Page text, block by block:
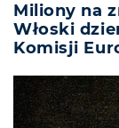
Miliony na
Włoski
Komisji